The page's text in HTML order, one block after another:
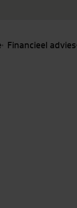
Financieel advies